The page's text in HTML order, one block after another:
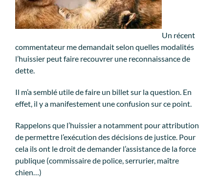
Un récent
commentateur me demandait selon quelles modalités
l’huissier peut faire recouvrer une reconnaissance de
dette.
Il m’a semblé utile de faire un billet sur la question. En
effet, il y a manifestement une confusion sur ce point.
Rappelons que l’huissier a notamment pour attribution
de permettre l’exécution des décisions de justice. Pour
cela ils ont le droit de demander l’assistance de la force
publique (commissaire de police, serrurier, maître
chien…)